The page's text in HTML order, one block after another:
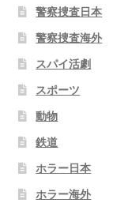
警察捜査日本
警察捜査海外
スパイ活劇
スポーツ
動物
鉄道
ホラー日本
ホラー海外